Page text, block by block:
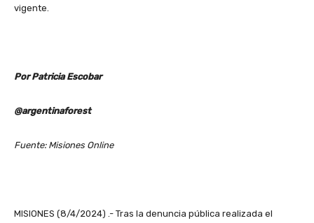
vigente.
Por Patricia Escobar
@argentinaforest
Fuente: Misiones Online
MISIONES (8/4/2024) .- Tras la denuncia pública realizada el